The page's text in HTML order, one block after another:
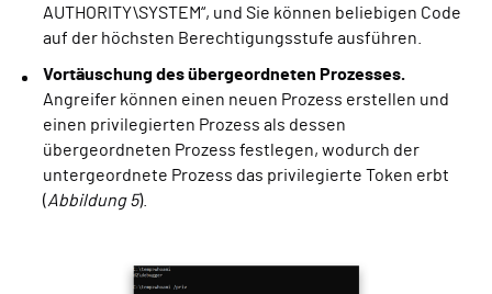
AUTHORITY\SYSTEM“, und Sie können beliebigen Code
auf der höchsten Berechtigungsstufe ausführen.
Vortäuschung des übergeordneten Prozesses.
Angreifer können einen neuen Prozess erstellen und
einen privilegierten Prozess als dessen
übergeordneten Prozess festlegen, wodurch der
untergeordnete Prozess das privilegierte Token erbt
(Abbildung 5).